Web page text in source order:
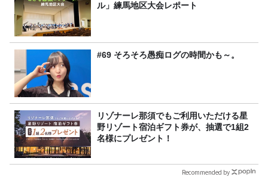
ル」練馬地区大会レポート
#69 そろそろ愚痴ログの時間かも～。
リゾナーレ那須でもご利用いただける星
野リゾート宿泊ギフト券が、抽選で1組2
名様にプレゼント！
Recommended by